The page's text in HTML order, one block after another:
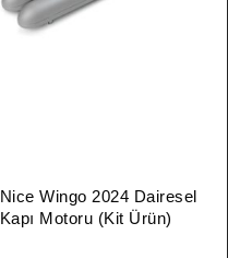
Nice Wingo 2024 Dairesel
Kapı Motoru (Kit Ürün)